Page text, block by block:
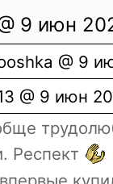
9 июн
@ 9
@ 9 июн
Респект